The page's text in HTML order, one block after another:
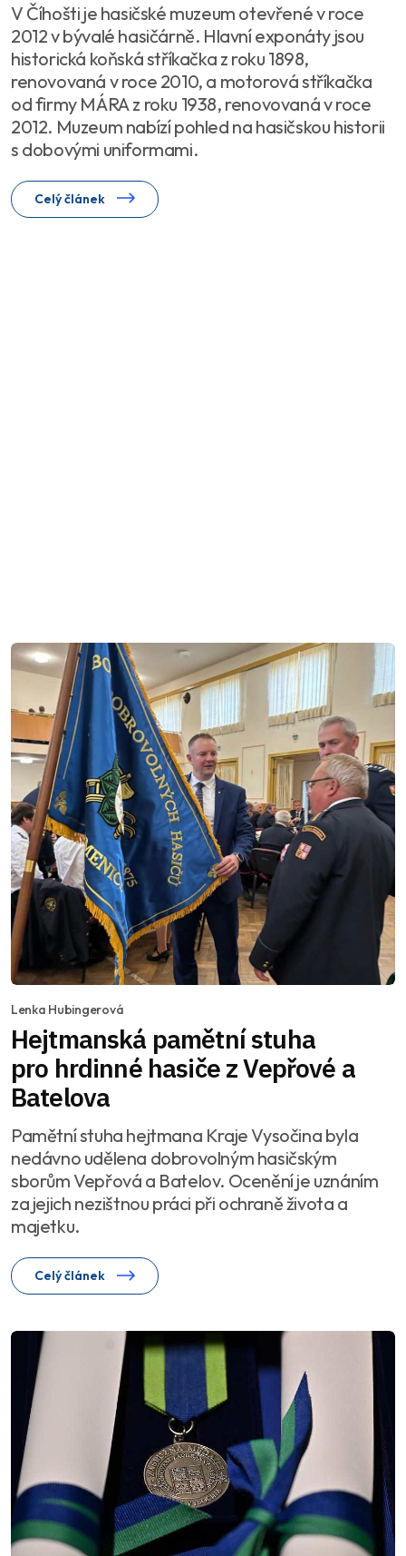
V Číhošti je hasičské muzeum otevřené v roce
2012 v bývalé hasičárně. Hlavní exponáty jsou
historická koňská stříkačka z roku 1898,
renovovaná v roce 2010, a motorová stříkačka
od firmy MÁRA z roku 1938, renovovaná v roce
2012. Muzeum nabízí pohled na hasičskou historii
s dobovými uniformami.
Celý článek
Lenka Hubingerová
Hejtmanská pamětní stuha
pro hrdinné hasiče z Vepřové a
Batelova
Pamětní stuha hejtmana Kraje Vysočina byla
nedávno udělena dobrovolným hasičským
sborům Vepřová a Batelov. Ocenění je uznáním
za jejich nezištnou práci při ochraně života a
majetku.
Celý článek